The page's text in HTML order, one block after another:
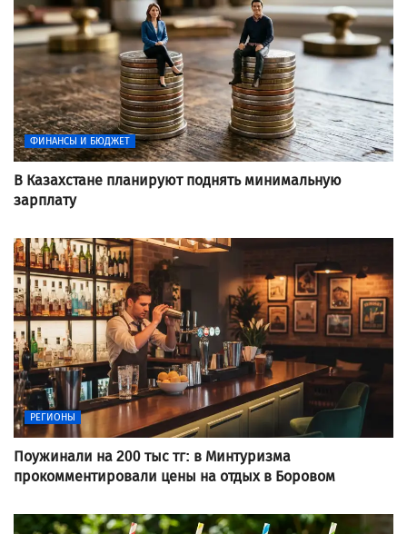
ФИНАНСЫ И БЮДЖЕТ
В Казахстане планируют поднять минимальную
зарплату
РЕГИОНЫ
Поужинали на 200 тыс тг: в Минтуризма
прокомментировали цены на отдых в Боровом